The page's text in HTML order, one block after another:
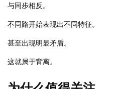
与同步相反。
不同路开始表现出不同特征。
甚至出现明显矛盾。
这就属于背离。